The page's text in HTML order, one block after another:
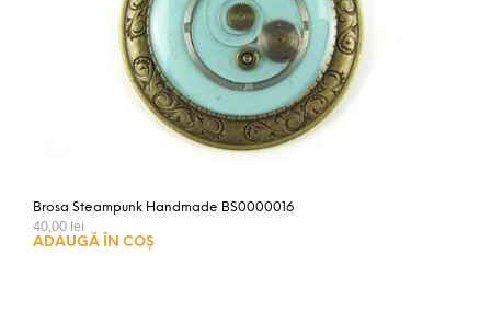
Brosa Steampunk Handmade BS0000016
40,00 lei
ADAUGĂ ÎN COȘ